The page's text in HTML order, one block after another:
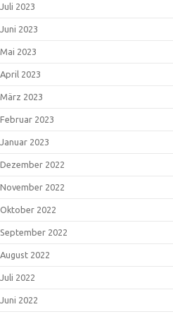
Juli 2023
Juni 2023
Mai 2023
April 2023
März 2023
Februar 2023
Januar 2023
Dezember 2022
November 2022
Oktober 2022
September 2022
August 2022
Juli 2022
Juni 2022